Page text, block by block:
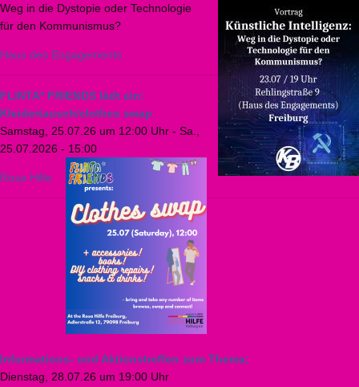
Weg in die Dystopie oder Technologie
für den Kommunismus?
Haus des Engagements
FLINTA* FRIENDS lädt ein:
Kleidertausch/clothes swap
Samstag, 25.07.26 um 12:00 Uhr - Sa.,
25.07.2026 - 15:00
Rosa Hilfe
Informations- und Aktionstreffen zum Thema:
Dienstag, 28.07.26 um 19:00 Uhr